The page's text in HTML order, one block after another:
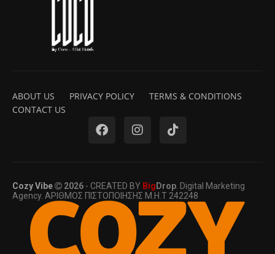
ABOUT US PRIVACY POLICY
TERMS & CONDITIONS
CONTACT US
Cozy Vibe 2026 - CREATED BY Big Drop . Digital Marketing
Agency. ΑΡΙΘΜΟΣ ΠΙΣΤΟΠΟΙΗΣΗΣ Μ.Η.Τ 242248